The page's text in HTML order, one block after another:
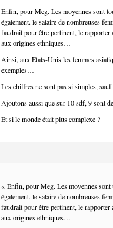
Enfin, pour Meg. Les moyennes sont
également. le salaire de nombreuses
faudrait pour être pertinent, le
aux origines ethniques…
Ainsi, aux Etats-Unis les femmes
exemples…
Les chiffres ne sont pas si simples,
Ajoutons aussi que sur 10 sdf, 9 sont
Et si le monde était plus complexe ?
« Enfin, pour Meg. Les moyennes sont
également. le salaire de nombreuses
faudrait pour être pertinent, le
aux origines ethniques…